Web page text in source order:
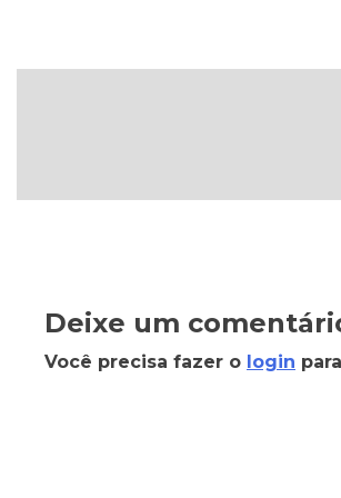
Deixe um
Você precisa fazer o login